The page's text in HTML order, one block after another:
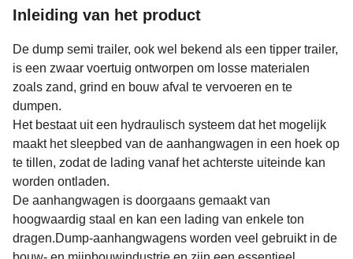
Inleiding van het product
De dump semi trailer, ook wel bekend als een tipper trailer,
is een zwaar voertuig ontworpen om losse materialen
zoals zand, grind en bouw afval te vervoeren en te
dumpen.
Het bestaat uit een hydraulisch systeem dat het mogelijk
maakt het sleepbed van de aanhangwagen in een hoek op
te tillen, zodat de lading vanaf het achterste uiteinde kan
worden ontladen.
De aanhangwagen is doorgaans gemaakt van
hoogwaardig staal en kan een lading van enkele ton
dragen.Dump-aanhangwagens worden veel gebruikt in de